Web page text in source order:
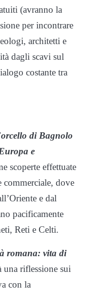
(avranno la
per incontrare
architetti e
dagli scavi sul
costante tra
di Bagnolo
e
scoperte effettuate
commerciale, dove
e dal
pacificamente
Reti e Celti.
romana: vita di
una riflessione sui
con la